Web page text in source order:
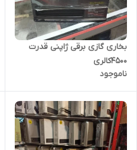
بخاری گازی برقی ژاپنی قدرت
4500کالری
ناموجود